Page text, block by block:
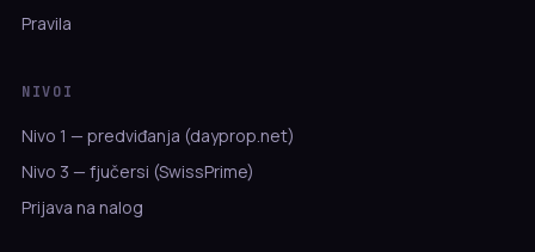
Pravila
NIVOI
Nivo 1 — predviđanja (dayprop.net)
Nivo 3 — fjučersi (SwissPrime)
Prijava na nalog